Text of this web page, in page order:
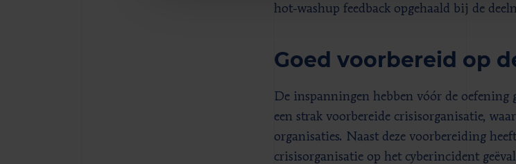
hot-washup feedback opgehaald bij de
Goed voorbereid op
De inspanningen hebben vóór de oefening
een strak voorbereide crisisorganisatie,
organisaties. Naast deze voorbereiding
crisisorganisatie op het cyberincident